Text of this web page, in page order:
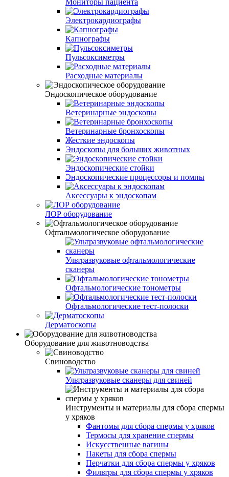
Электрокардиографы
Капнографы
Пульсоксиметры
Расходные материалы
Эндоскопическое оборудование
Ветеринарные эндоскопы
Ветеринарные бронхоскопы
Жесткие эндоскопы
Эндоскопы для больших животных
Эндоскопические стойки
Эндоскопические процессоры и помпы
Аксессуары к эндоскопам
ЛОР оборудование
Офтальмологическое оборудование
Ультразвуковые офтальмологические
сканеры
Офтальмологические тонометры
Офтальмологические тест-полоски
Дерматоскопы
Оборудование для животноводства
Свиноводство
Ультразвуковые сканеры для свиней
Инструменты и материалы для сбора спермы
у хряков
Фантомы для сбора спермы у хряков
Термосы для хранение спермы
Искусственные вагины
Пакеты для сбора спермы
Перчатки для сбора спермы у хряков
Фильтры для сбора спермы у хряков